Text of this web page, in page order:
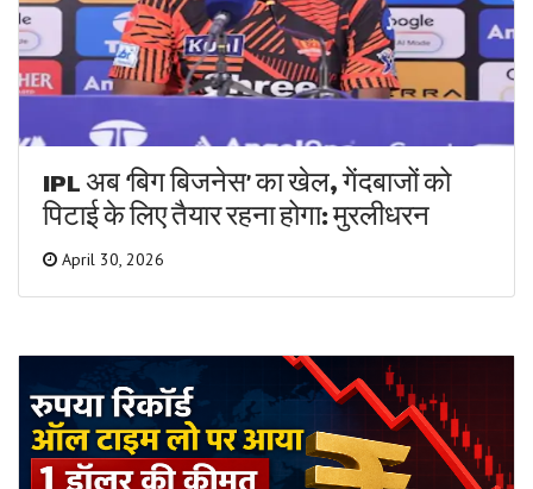
IPL अब ‘बिग बिजनेस’ का खेल, गेंदबाजों को
पिटाई के लिए तैयार रहना होगा: मुरलीधरन
April 30, 2026